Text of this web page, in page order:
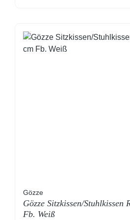
Gözze
Gözze Sitzkissen/Stuhlkissen
Fb. Weiß